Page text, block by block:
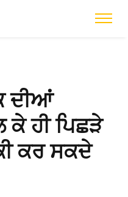
ਦੀਆਂ
ਕੇ ਹੀ ਪਿਛੜੇ
ਕਰ ਸਕਦੇ